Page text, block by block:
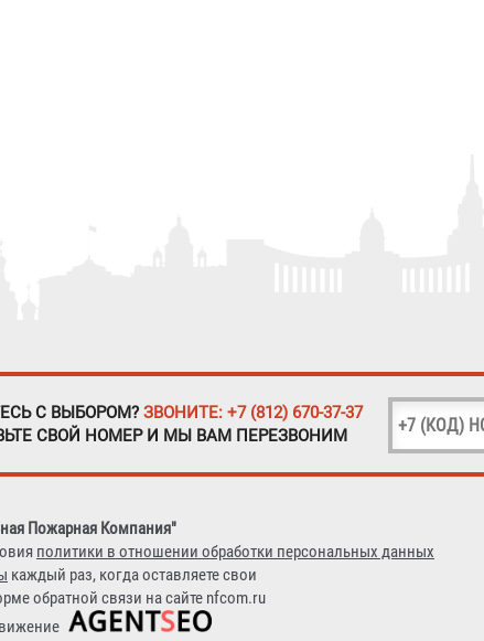
С ВЫБОРОМ? ЗВОНИТЕ: +7 (812) 670-37-37
СВОЙ НОМЕР И МЫ ВАМ ПЕРЕЗВОНИМ
Пожарная Компания"
политики в отношении обработки персональных данных
каждый раз, когда оставляете свои
обратной связи на сайте nfcom.ru